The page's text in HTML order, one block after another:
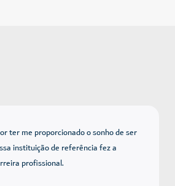
ter me proporcionado o sonho de ser
instituição de referência fez a
profissional.